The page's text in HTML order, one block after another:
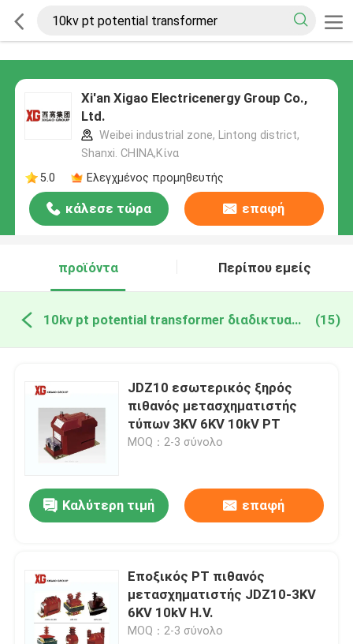
Xi'an Xigao Electricenergy Group Co.,
Ltd.
Weibei industrial zone, Lintong district,
Shanxi. CHINA,Κίνα
5.0
Ελεγχμένος προμηθευτής
κάλεσε τώρα επαφή
προϊόντα Περίπου εμείς
10kv pt potential transformer διαδικτυακή κατασκευή (15)
JDZ10 εσωτερικός ξηρός
πιθανός μετασχηματιστής
τύπων 3KV 6KV 10kV PT
MOQ：2-3 σύνολο
Καλύτερη τιμή επαφή
Εποξικός PT πιθανός
μετασχηματιστής JDZ10-3KV
6KV 10kV H.V.
MOQ：2-3 σύνολο